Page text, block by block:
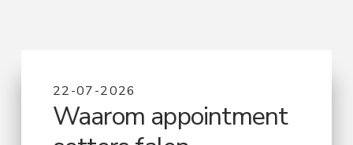
22-07-2026
Waarom appointment